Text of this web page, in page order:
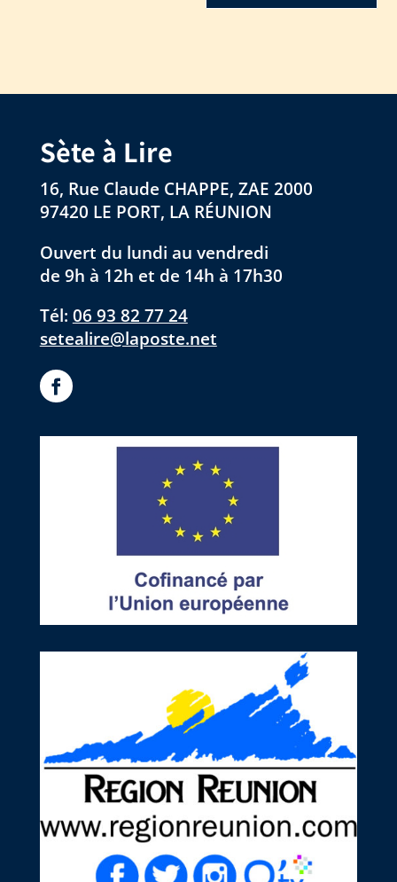
Sète à Lire
16, Rue Claude CHAPPE, ZAE 2000
97420 LE PORT, LA RÉUNION
Ouvert du lundi au vendredi
de 9h à 12h et de 14h à 17h30
Tél: 06 93 82 77 24
setealire@laposte.net